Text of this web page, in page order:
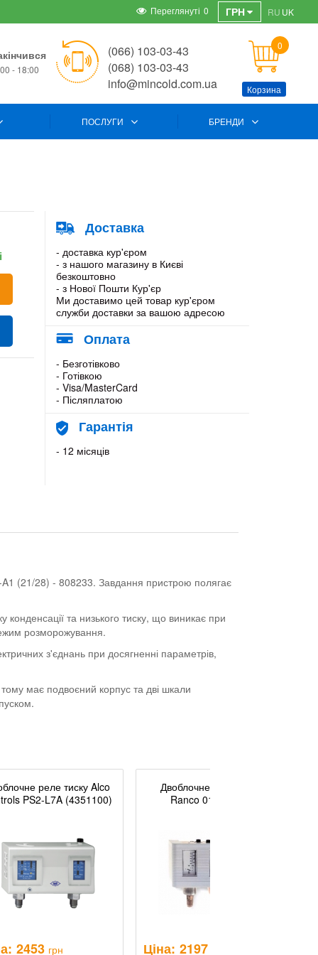
ГРН RU UK
Переглянуті 0
- 18:00
(066) 103-03-43
(068) 103-03-43
info@mincold.com.ua
0
Корзина
ПОСЛУГИ БРЕНДИ
Доставка
- доставка кур'єром
- з нашого магазину в Києві
безкоштовно
- з Нової Пошти Кур'єр
Ми доставимо цей товар кур'єром
служби доставки за вашою адресою
Оплата
- Безготівково
- Готівкою
- Visa/MasterCard
- Післяплатою
Гарантія
- 12 місяців
A1 (21/28) - 808233. Завдання пристрою полягає
та низького тиску, що виникає при
розморожування.
з'єднань при досягненні параметрів,
має подвоєний корпус та дві шкали
реле тиску Alco
PS2-L7A (4351100)
2453 грн
Двоблочне реле тиску
Ranco 017-H4701
Ціна: 2197